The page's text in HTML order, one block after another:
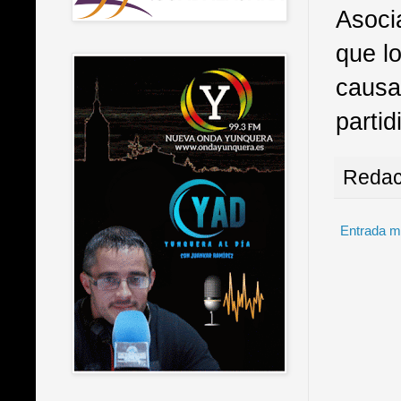
que
Entrada